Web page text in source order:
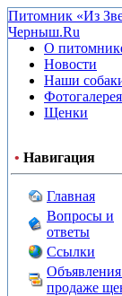
Питомник «Из
Черныш.Ru
О
Новости
Наши
Фотогалерея
Щенки
• Навигация
Главная
Вопросы и
ответы
Ссылки
продаже